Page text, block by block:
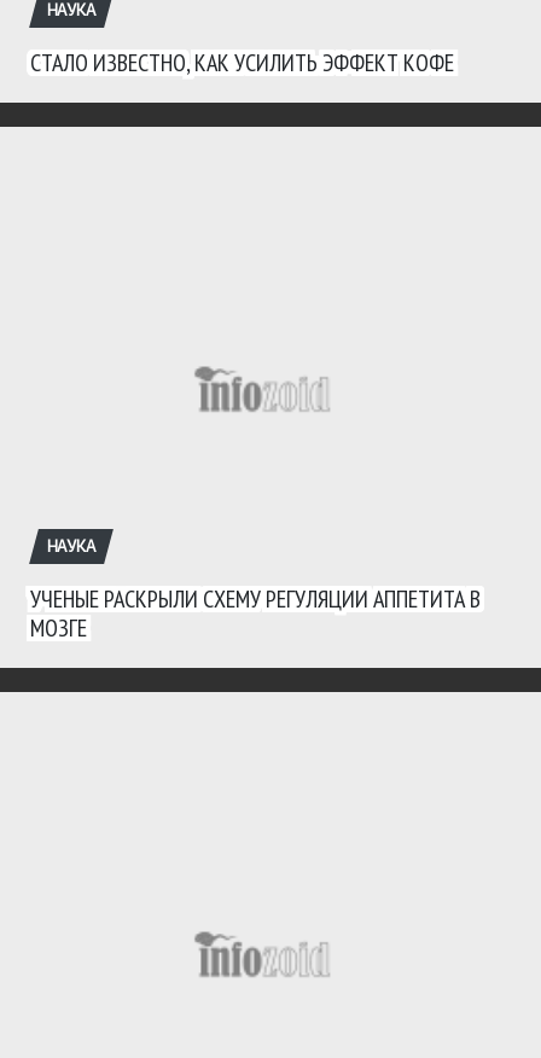
НАУКА
СТАЛО ИЗВЕСТНО, КАК УСИЛИТЬ ЭФФЕКТ КОФЕ
НАУКА
УЧЕНЫЕ РАСКРЫЛИ СХЕМУ РЕГУЛЯЦИИ АППЕТИТА В
МОЗГЕ